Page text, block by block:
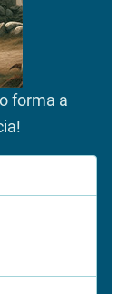
forma a